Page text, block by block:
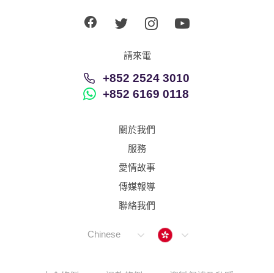
請來電
+852 2524 3010
+852 6169 0118
關於我們
服務
愛情故事
傳媒報導
聯絡我們
Chinese Hong Kong